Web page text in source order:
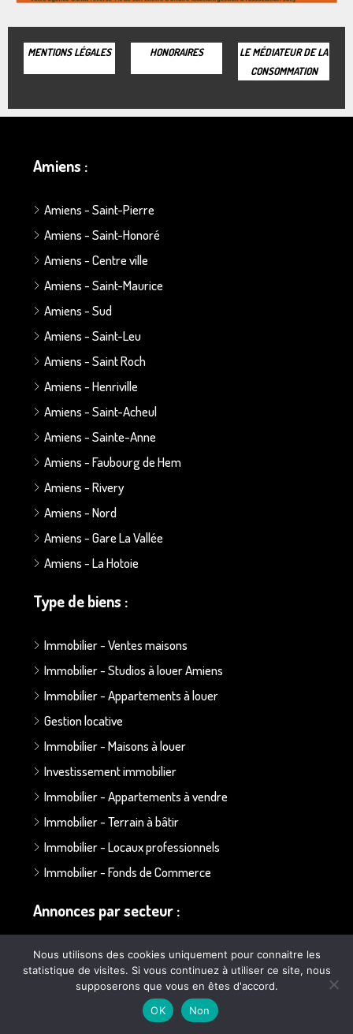
MENTIONS LÉGALES HONORAIRES
LE MÉDIATEUR DE LA
CONSOMMATION
Amiens :
Amiens - Saint-Pierre
Amiens - Saint-Honoré
Amiens - Centre ville
Amiens - Saint-Maurice
Amiens - Sud
Amiens - Saint-Leu
Amiens - Saint Roch
Amiens - Henriville
Amiens - Saint-Acheul
Amiens - Sainte-Anne
Amiens - Faubourg de Hem
Amiens - Rivery
Amiens - Nord
Amiens - Gare La Vallée
Amiens - La Hotoie
Type de biens :
Immobilier - Ventes maisons
Immobilier - Studios à louer Amiens
Immobilier - Appartements à louer
Gestion locative
Immobilier - Maisons à louer
Investissement immobilier
Immobilier - Appartements à vendre
Immobilier - Terrain à bâtir
Immobilier - Locaux professionnels
Immobilier - Fonds de Commerce
Annonces par secteur :
Secteur Bapaume - Albert
Secteur Doullens
Secteur Ailly sur Somme
Nous utilisons des cookies uniquement pour connaitre les
statistique de visites. Si vous continuez à utiliser ce site, nous
supposerons que vous en êtes d'accord.
OK
Non